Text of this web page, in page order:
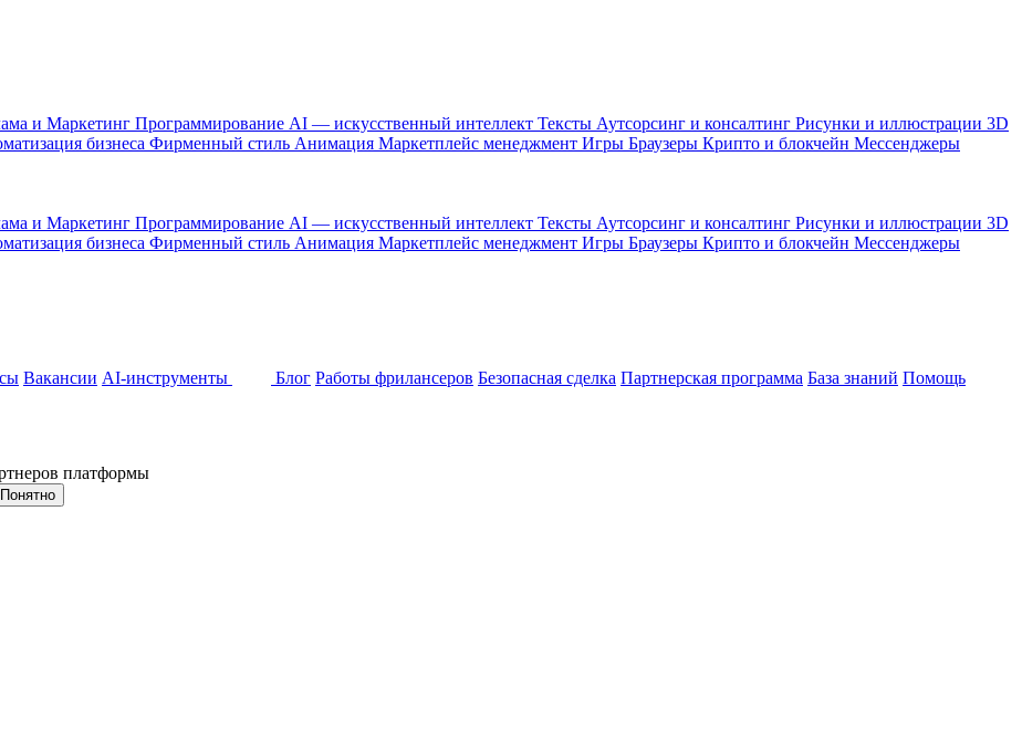
и Маркетинг Программирование AI — искусственный интеллект Тексты Аутсорсинг и консалтинг Рисунки и иллюстрации 3D
бизнеса Фирменный стиль Анимация Маркетплейс менеджмент Игры Браузеры Крипто и блокчейн Мессенджеры
и Маркетинг Программирование AI — искусственный интеллект Тексты Аутсорсинг и консалтинг Рисунки и иллюстрации 3D
бизнеса Фирменный стиль Анимация Маркетплейс менеджмент Игры Браузеры Крипто и блокчейн Мессенджеры
Вакансии AI-инструменты Блог Работы фрилансеров Безопасная сделка Партнерская программа База знаний Помощь
платформы
Понятно